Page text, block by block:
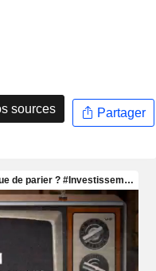
sources Partager